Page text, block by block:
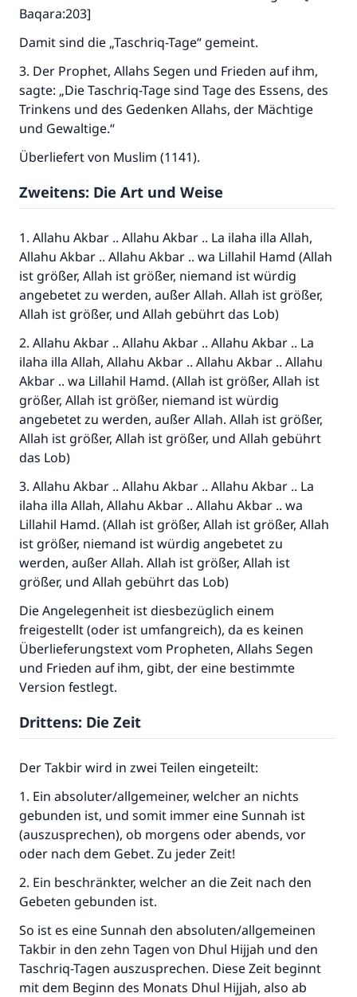
Baqara:203]
Damit sind die „Taschriq-Tage“ gemeint.
3. Der Prophet, Allahs Segen und Frieden auf ihm,
sagte: „Die Taschriq-Tage sind Tage des Essens, des
Trinkens und des Gedenken Allahs, der Mächtige
und Gewaltige.“
Überliefert von Muslim (1141).
Zweitens: Die Art und Weise
1. Allahu Akbar .. Allahu Akbar .. La ilaha illa Allah,
Allahu Akbar .. Allahu Akbar .. wa Lillahil Hamd (Allah
ist größer, Allah ist größer, niemand ist würdig
angebetet zu werden, außer Allah. Allah ist größer,
Allah ist größer, und Allah gebührt das Lob)
2. Allahu Akbar .. Allahu Akbar .. Allahu Akbar .. La
ilaha illa Allah, Allahu Akbar .. Allahu Akbar .. Allahu
Akbar .. wa Lillahil Hamd. (Allah ist größer, Allah ist
größer, Allah ist größer, niemand ist würdig
angebetet zu werden, außer Allah. Allah ist größer,
Allah ist größer, Allah ist größer, und Allah gebührt
das Lob)
3. Allahu Akbar .. Allahu Akbar .. Allahu Akbar .. La
ilaha illa Allah, Allahu Akbar .. Allahu Akbar .. wa
Lillahil Hamd. (Allah ist größer, Allah ist größer, Allah
ist größer, niemand ist würdig angebetet zu
werden, außer Allah. Allah ist größer, Allah ist
größer, und Allah gebührt das Lob)
Die Angelegenheit ist diesbezüglich einem
freigestellt (oder ist umfangreich), da es keinen
Überlieferungstext vom Propheten, Allahs Segen
und Frieden auf ihm, gibt, der eine bestimmte
Version festlegt.
Drittens: Die Zeit
Der Takbir wird in zwei Teilen eingeteilt:
1. Ein absoluter/allgemeiner, welcher an nichts
gebunden ist, und somit immer eine Sunnah ist
(auszusprechen), ob morgens oder abends, vor
oder nach dem Gebet. Zu jeder Zeit!
2. Ein beschränkter, welcher an die Zeit nach den
Gebeten gebunden ist.
So ist es eine Sunnah den absoluten/allgemeinen
Takbir in den zehn Tagen von Dhul Hijjah und den
Taschriq-Tagen auszusprechen. Diese Zeit beginnt
mit dem Beginn des Monats Dhul Hijjah, also ab
Ehe.
Unterstütze die Arbeit von Islam Q&A
Der Prophet -Allahs Segen und Frieden auf
"Wer zum Guten aufruft, hat den Lohn
desjenigen, der sie durchführt."
(MUSLIM 1893)